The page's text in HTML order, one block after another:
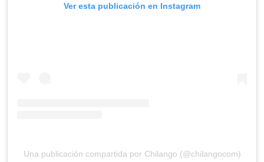
Ver esta publicación en Instagram
Una publicación compartida por Chilango (@chilangocom)